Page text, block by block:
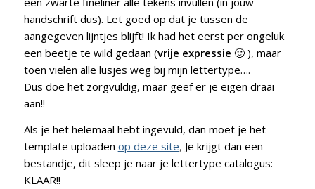
handschrift dus). Let goed op dat je tussen de
aangegeven lijntjes blijft! Ik had het eerst per ongeluk
een beetje te wild gedaan (vrije expressie 🙂 ), maar
toen vielen alle lusjes weg bij mijn lettertype….
Dus doe het zorgvuldig, maar geef er je eigen draai
aan!!
Als je het helemaal hebt ingevuld, dan moet je het
template uploaden op deze site, Je krijgt dan een
bestandje, dit sleep je naar je lettertype catalogus:
KLAAR!!